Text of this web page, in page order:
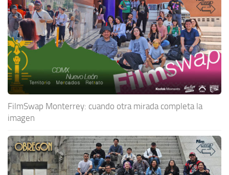
FilmSwap Monterrey: cuando otra mirada completa la
imagen